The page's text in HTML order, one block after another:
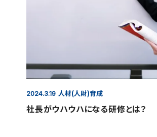
2024.3.19 人材(人財)育成
社長がウハウハになる研修とは？